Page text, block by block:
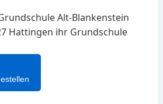
Alt-Blankenstein
Hattingen ihr Grundschule